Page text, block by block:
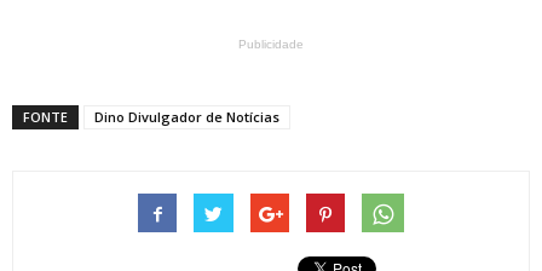
Publicidade
FONTE Dino Divulgador de Notícias